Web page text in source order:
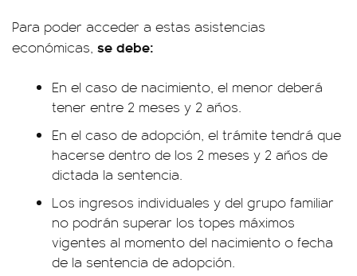
Para poder acceder a estas asistencias
económicas, se debe:
En el caso de nacimiento, el menor deberá
tener entre 2 meses y 2 años.
En el caso de adopción, el trámite tendrá que
hacerse dentro de los 2 meses y 2 años de
dictada la sentencia.
Los ingresos individuales y del grupo familiar
no podrán superar los topes máximos
vigentes al momento del nacimiento o fecha
de la sentencia de adopción.